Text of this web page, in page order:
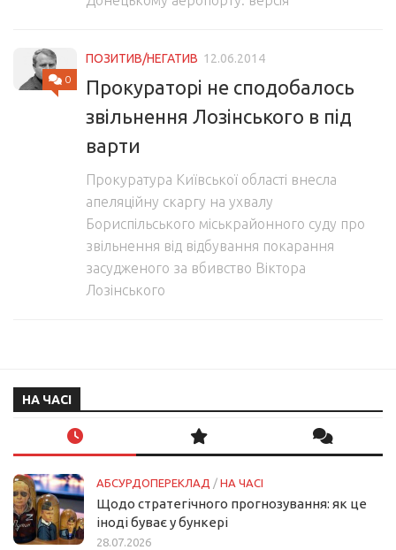
0
ПОЗИТИВ/НЕГАТИВ 12.06.2014
Прокураторі не сподобалось
звільнення Лозінського в під
варти
Прокуратура Київської області внесла
апеляційну скаргу на ухвалу
Бориспільського міськрайонного суду про
звільнення від відбування покарання
засудженого за вбивство Віктора
Лозінського
НА ЧАСІ
АБСУРДОПЕРЕКЛАД / НА ЧАСІ
Щодо стратегічного прогнозування: як це
іноді буває у бункері
28.07.2026